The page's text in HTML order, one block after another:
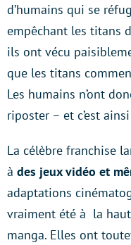
d’humains qui se
empêchant les titans
ils ont vécu
que les titans
Les humains n’ont
riposter – et c’est
La célèbre franchise
à des jeux vidéo et
adaptations
vraiment été à la
manga. Elles ont